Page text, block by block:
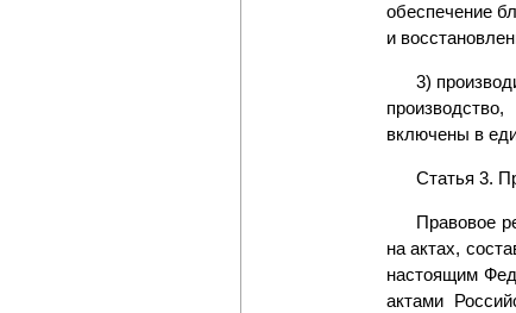
обеспечение
и
3)
включены в
Статья 3.
Правовое
на актах,
настоящим
актами